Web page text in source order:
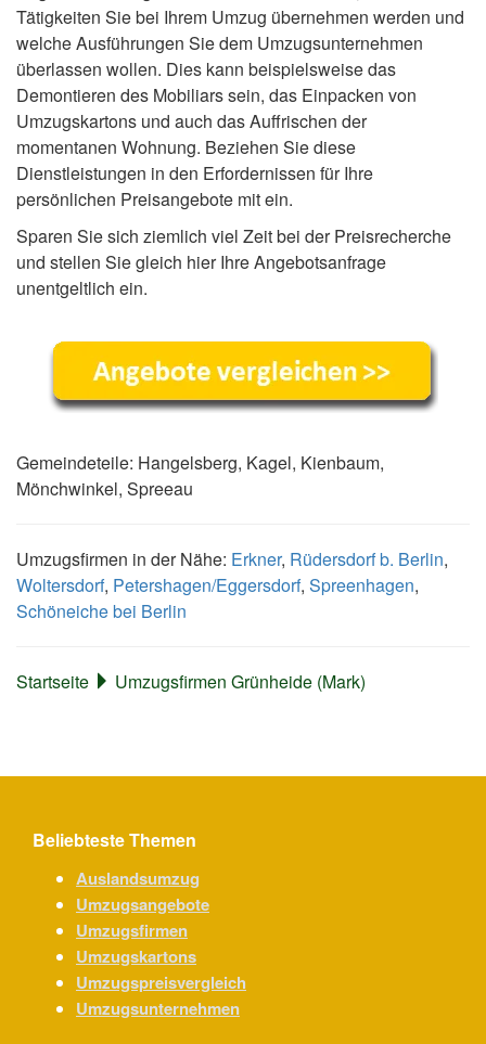
Tätigkeiten Sie bei Ihrem Umzug übernehmen werden und
welche Ausführungen Sie dem Umzugsunternehmen
überlassen wollen. Dies kann beispielsweise das
Demontieren des Mobiliars sein, das Einpacken von
Umzugskartons und auch das Auffrischen der
momentanen Wohnung. Beziehen Sie diese
Dienstleistungen in den Erfordernissen für Ihre
persönlichen Preisangebote mit ein.
Sparen Sie sich ziemlich viel Zeit bei der Preisrecherche
und stellen Sie gleich hier Ihre Angebotsanfrage
unentgeltlich ein.
Gemeindeteile: Hangelsberg, Kagel, Kienbaum,
Mönchwinkel, Spreeau
Umzugsfirmen in der Nähe: Erkner, Rüdersdorf b. Berlin,
Woltersdorf, Petershagen/Eggersdorf, Spreenhagen,
Schöneiche bei Berlin
Startseite Umzugsfirmen Grünheide (Mark)
Beliebteste Themen
Auslandsumzug
Umzugsangebote
Umzugsfirmen
Umzugskartons
Umzugspreisvergleich
Umzugsunternehmen